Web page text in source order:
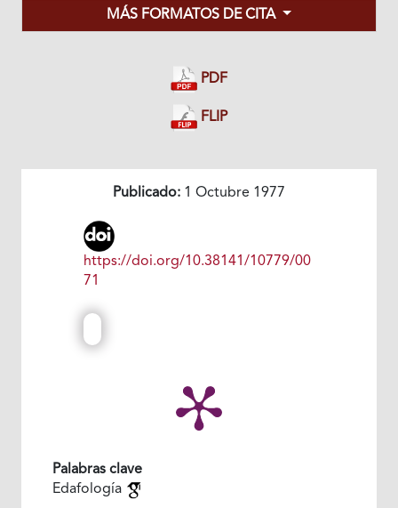
MÁS FORMATOS DE CITA
PDF
FLIP
Publicado: 1 Octubre 1977
https://doi.org/10.38141/10779/00
71
Palabras clave
Edafología